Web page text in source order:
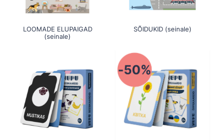
LOOMADE ELUPAIGAD
(seinale)
SÕIDUKID (seinale)